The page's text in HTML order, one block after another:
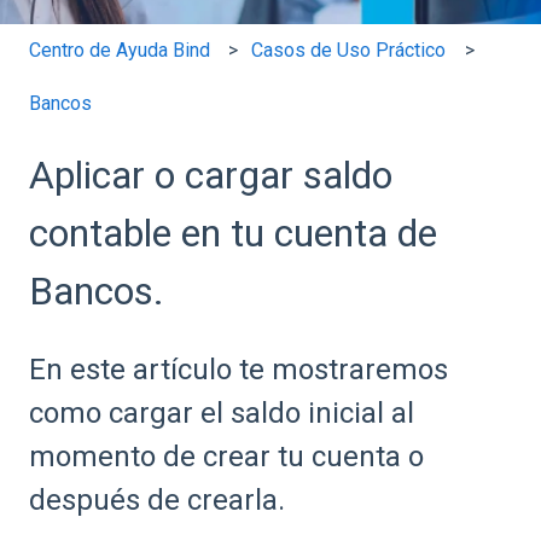
Centro de Ayuda Bind Casos de Uso Práctico
Bancos
Aplicar o cargar saldo
contable en tu cuenta de
Bancos.
En este artículo te mostraremos
como cargar el saldo inicial al
momento de crear tu cuenta o
después de crearla.